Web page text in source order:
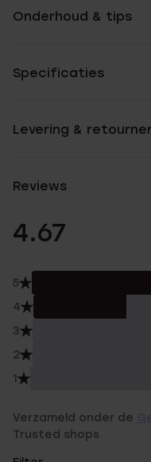
Onderhoud & tips
Specificaties
Levering &
Reviews
4.67
5
4
3
2
1
Verzameld onder de
Trusted shops